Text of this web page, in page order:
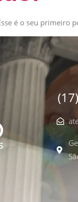
é o seu primeiro